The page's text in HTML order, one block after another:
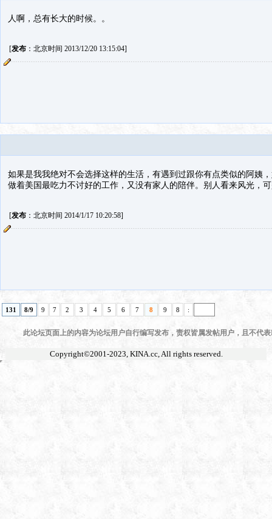
人啊，总有长大的时候。。
[发布：北京时间 2013/12/20 13:15:04]
如果是我我绝对不会选择这样的生活，有遇到过跟你有点类似的阿姨
做着美国最吃力不讨好的工作，又没有家人的陪伴。别人看来风光，
[发布：北京时间 2014/1/17 10:20:58]
131 8/9 9 7 2 3 4 5 6 7 8 9 8 :
此论坛页面上的内容为论坛用户自行编写发布，责权皆属发帖用户，且不代
Copyright©2001-2023, KINA.cc, All rights reserved.